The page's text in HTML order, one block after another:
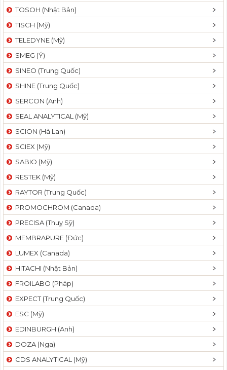
a
t
n
TOSOH (Nhật Bản)
TISCH (Mỹ)
TELEDYNE (Mỹ)
SMEG (Ý)
SINEO (Trung Quốc)
SHINE (Trung Quốc)
SERCON (Anh)
SEAL ANALYTICAL (Mỹ)
SCION (Hà Lan)
SCIEX (Mỹ)
SABIO (Mỹ)
RESTEK (Mỹ)
RAYTOR (Trung Quốc)
PROMOCHROM (Canada)
PRECISA (Thuỵ Sỹ)
MEMBRAPURE (Đức)
LUMEX (Canada)
HITACHI (Nhật Bản)
FROILABO (Pháp)
EXPECT (Trung Quốc)
ESC (Mỹ)
EDINBURGH (Anh)
DOZA (Nga)
CDS ANALYTICAL (Mỹ)